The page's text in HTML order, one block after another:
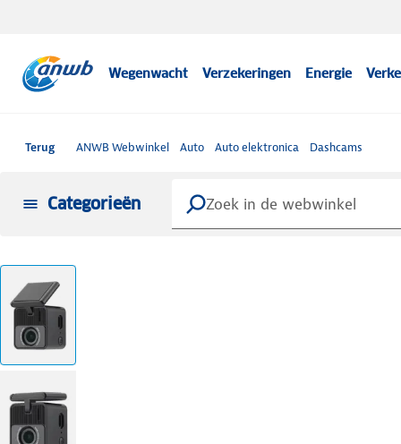
Wegenwacht Verzekeringen Energie
Terug ANWB Webwinkel Auto Auto elektronica Dashcams
Categorieën